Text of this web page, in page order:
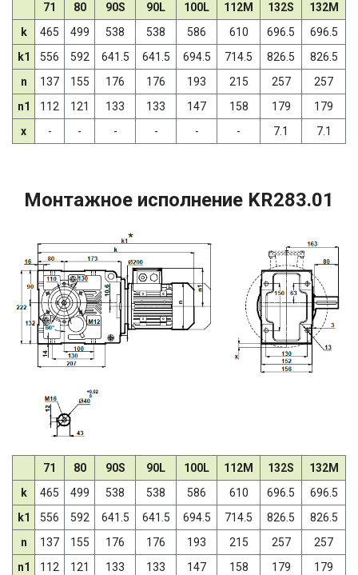
71 80 90S 90L 100L 112M 132S
132M
k
465 499 538 538 586 610 696.5
696.5
k1
556 592 641.5 641.5 694.5 714.5 826.5
826.5
n
137 155 176 176 193 215 257
257
n1
112 121 133 133 147 158 179
179
x
- - - - - - 7.1 7.1
Монтажное исполнение KR283.01
71 80 90S 90L 100L 112M 132S
132M
k
465 499 538 538 586 610 696.5
696.5
k1
556 592 641.5 641.5 694.5 714.5 826.5
826.5
n
137 155 176 176 193 215 257
257
n1
112 121 133 133 147 158 179
179